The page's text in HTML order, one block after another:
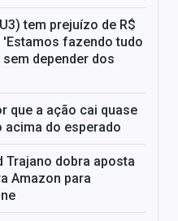
tem prejuízo de R$
'Estamos fazendo tudo
depender dos
que a ação cai quase
acima do esperado
Trajano dobra aposta
Amazon para